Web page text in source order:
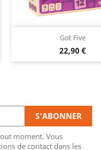
Got Five
Prix
22,90 €
Aperçu rapide
moment. Vous
de contact dans les